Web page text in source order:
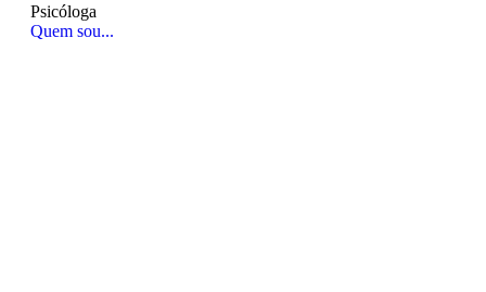
Psicóloga
Quem sou...